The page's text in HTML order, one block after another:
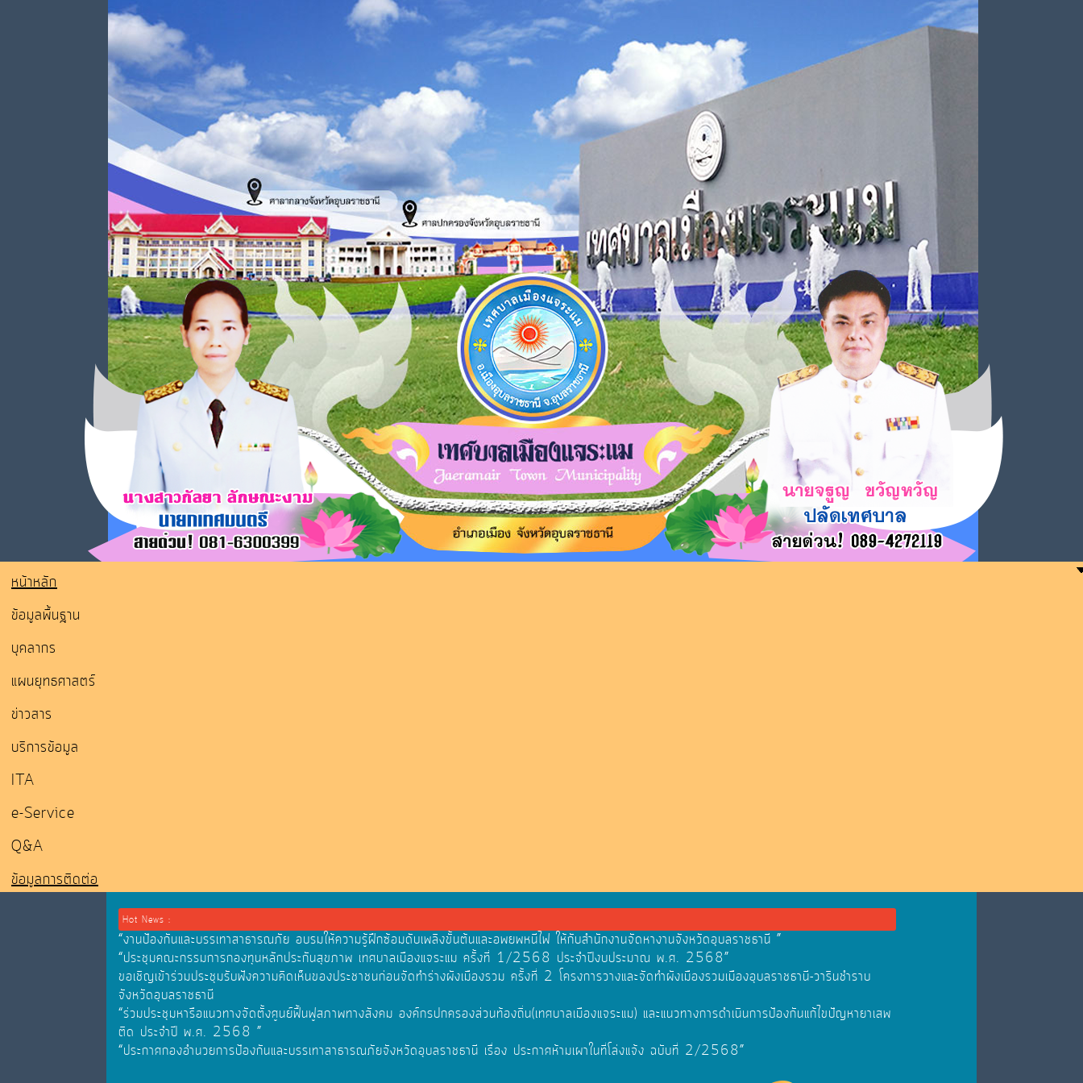
หน้าหลัก
ข้อมูลพื้นฐาน
บุคลากร
แผนยุทธศาสตร์
ข่าวสาร
บริการข้อมูล
ITA
e-Service
Q&A
ข้อมูลการติดต่อ
Hot News :
“งานป้องกันและบรรเทาสาธารณภัย อบรมให้ความรู้ฝึกซ้อมดับเพลิงขั้นต้นและอพยพหนีไฟ ให้กับสำนักงานจัดหางานจังหวัดอุบลราชธานี ”
“ประชุมคณะกรรมการกองทุนหลักประกันสุขภาพ เทศบาลเมืองแจระแม ครั้งที่ 1/2568 ประจำปีงบประมาณ พ.ศ. 2568”
ขอเชิญเข้าร่วมประชุมรับฟังความคิดเห็นของประชาชนก่อนจัดทำร่างผังเมืองรวม ครั้งที่ 2 โครงการวางและจัดทำผังเมืองรวมเมืองอุบลราชธานี-วารินชำราบ
จังหวัดอุบลราชธานี
“ร่วมประชุมหารือแนวทางจัดตั้งศูนย์ฟื้นฟูสภาพทางสังคม องค์กรปกครองส่วนท้องถิ่น(เทศบาลเมืองแจระแม) และแนวทางการดำเนินการป้องกันแก้ไขปัญหายาเสพ
ติด ประจำปี พ.ศ. 2568 ”
“ประกาศกองอำนวยการป้องกันและบรรเทาสาธารณภัยจังหวัดอุบลราชธานี เรื่อง ประกาศห้ามเผาในที่โล่งแจ้ง ฉบับที่ 2/2568”